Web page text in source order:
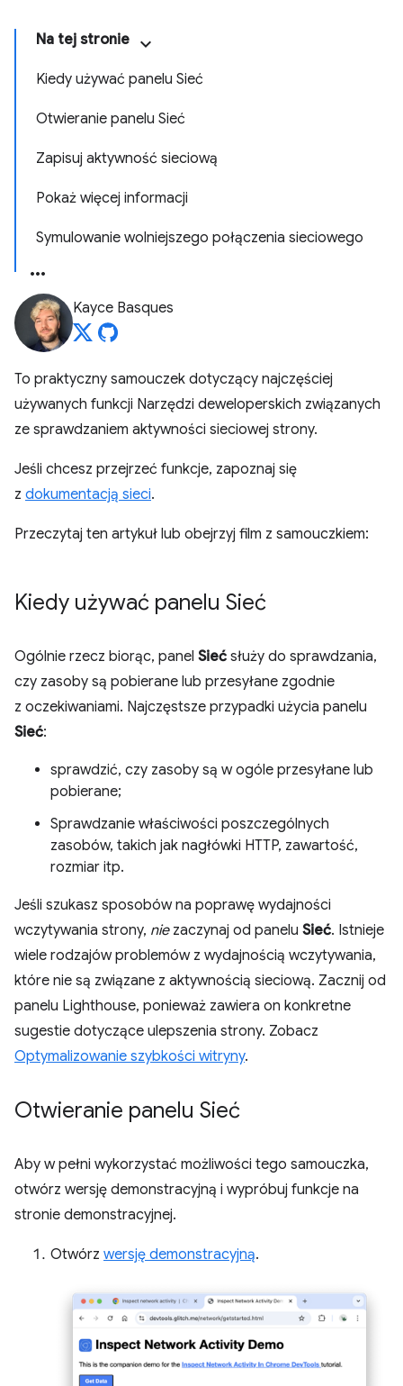
Na tej stronie
Kiedy używać panelu Sieć
Otwieranie panelu Sieć
Zapisuj aktywność sieciową
Pokaż więcej informacji
Symulowanie wolniejszego połączenia sieciowego
Kayce Basques
To praktyczny samouczek dotyczący najczęściej
używanych funkcji Narzędzi deweloperskich związanych
ze sprawdzaniem aktywności sieciowej strony.
Jeśli chcesz przejrzeć funkcje, zapoznaj się
z dokumentacją sieci.
Przeczytaj ten artykuł lub obejrzyj film z samouczkiem:
Kiedy używać panelu Sieć
Ogólnie rzecz biorąc, panel Sieć służy do sprawdzania,
czy zasoby są pobierane lub przesyłane zgodnie
z oczekiwaniami. Najczęstsze przypadki użycia panelu
Sieć:
sprawdzić, czy zasoby są w ogóle przesyłane lub
pobierane;
Sprawdzanie właściwości poszczególnych
zasobów, takich jak nagłówki HTTP, zawartość,
rozmiar itp.
Jeśli szukasz sposobów na poprawę wydajności
wczytywania strony, niezaczynaj od panelu Sieć. Istnieje
wiele rodzajów problemów z wydajnością wczytywania,
które nie są związane z aktywnością sieciową. Zacznij od
panelu Lighthouse, ponieważ zawiera on konkretne
sugestie dotyczące ulepszenia strony. Zobacz
Optymalizowanie szybkości witryny.
Otwieranie panelu Sieć
Aby w pełni wykorzystać możliwości tego samouczka,
otwórz wersję demonstracyjną i wypróbuj funkcje na
stronie demonstracyjnej.
Otwórz wersję demonstracyjną.